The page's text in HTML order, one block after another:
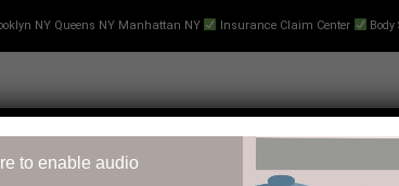
NY Queens NY Manhattan NY Insurance Claim Center Body
to enable audio